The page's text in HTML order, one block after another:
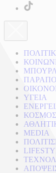
ΥΓΕΙΑ
ΚΟΣΜΟΣ
MEDIA